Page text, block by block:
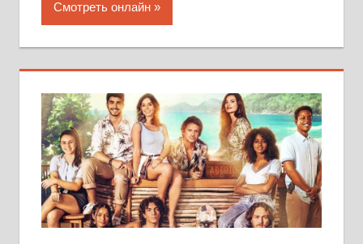
Смотреть онлайн